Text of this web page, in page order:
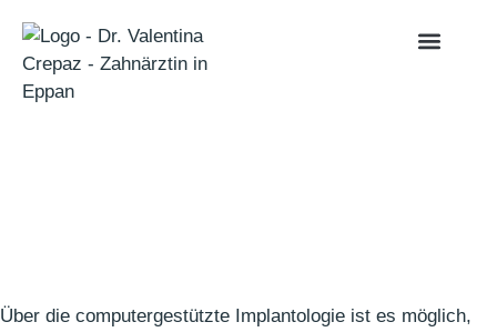
Über die computergestützte Implantologie ist es möglich,